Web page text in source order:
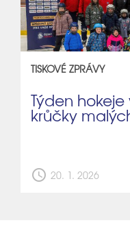
TISKOVÉ ZPRÁVY
Týden
krůčky
schedule 20. 1. 2026